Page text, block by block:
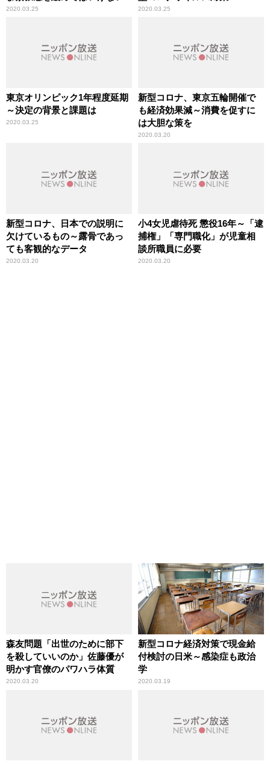
2020.03.25 2020.03.25
東京オリンピック1年程度延期
～決定の背景と課題は
2020.03.25
新型コロナ、東京五輪開催で
も経済効果減～消費を促すに
は大胆な策を
2020.03.20
新型コロナ、日本での説明に
欠けているもの～露骨であっ
ても客観的なデータ
2020.03.20
小4女児虐待死 懲役16年～「逮
捕権」「専門職化」が児童相
談所職員に必要
2020.03.20
森友問題「出世のために部下
を殺していいのか」佐藤優が
明かす官僚のパワハラ体質
2020.03.20
新型コロナ経済対策で現金給
付検討の日米～感染症も政治
学
2020.03.19